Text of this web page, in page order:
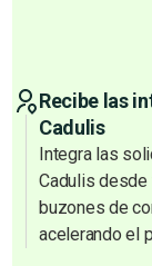
Recibe las
Cadulis
Integra las
Cadulis
buzones de
acelerando el